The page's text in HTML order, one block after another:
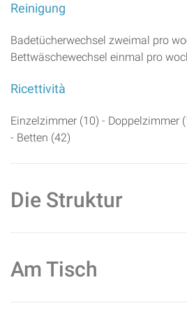
Reinigung
Badetücherwechsel zweimal pro
Bettwäschewechsel einmal pro
Ricettività
Einzelzimmer (10) - Doppelzimmer
- Betten (42)
Die Struktur
Am Tisch